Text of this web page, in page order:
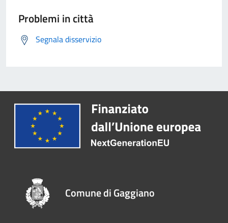
Problemi in città
Segnala disservizio
Comune di Gaggiano